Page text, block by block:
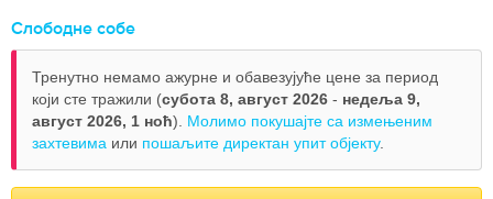
Слободне собе
Тренутно немамо ажурне и обавезујуће цене за период
који сте тражили (субота 8, август 2026 - недеља 9,
август 2026, 1 ноћ). Молимо покушајте са измењеним
захтевима или пошаљите директан упит објекту.